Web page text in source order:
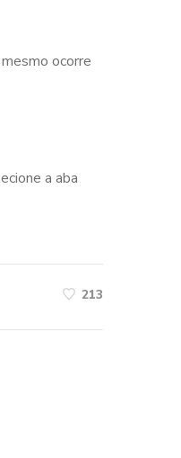
ocorre
a aba
213